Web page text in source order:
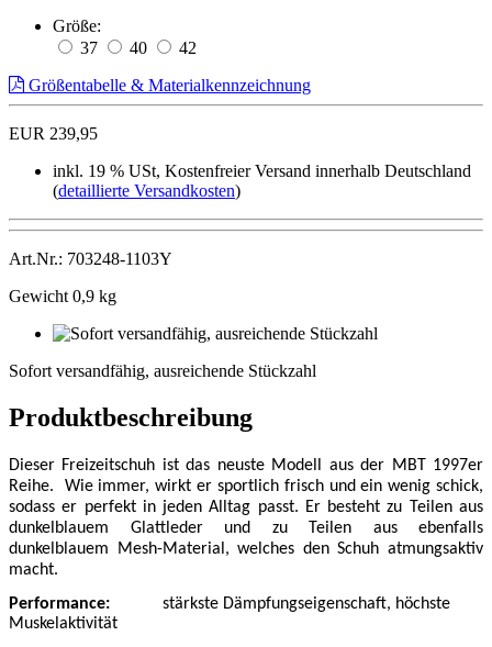
Größe:
37
40
42
Größentabelle & Materialkennzeichnung
EUR 239,95
inkl. 19 % USt, Kostenfreier Versand innerhalb Deutschland
(detaillierte Versandkosten)
Art.Nr.: 703248-1103Y
Gewicht 0,9 kg
Sofort versandfähig, ausreichende Stückzahl
Produktbeschreibung
Dieser Freizeitschuh ist das neuste Modell aus der MBT 1997er
Reihe.
Wie immer, wirkt er sportlich frisch und ein wenig schick,
sodass er perfekt in jeden Alltag passt. Er besteht zu Teilen aus
dunkelblauem Glattleder und zu Teilen aus ebenfalls
dunkelblauem Mesh-Material, welches den Schuh atmungsaktiv
macht.
Performance:
stärkste Dämpfungseigenschaft, höchste
Muskelaktivität